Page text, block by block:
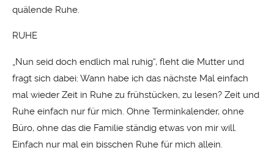
quälende Ruhe.
RUHE
„Nun seid doch endlich mal ruhig“, fleht die Mutter und
fragt sich dabei: Wann habe ich das nächste Mal einfach
mal wieder Zeit in Ruhe zu frühstücken, zu lesen? Zeit und
Ruhe einfach nur für mich. Ohne Terminkalender, ohne
Büro, ohne das die Familie ständig etwas von mir will.
Einfach nur mal ein bisschen Ruhe für mich allein.